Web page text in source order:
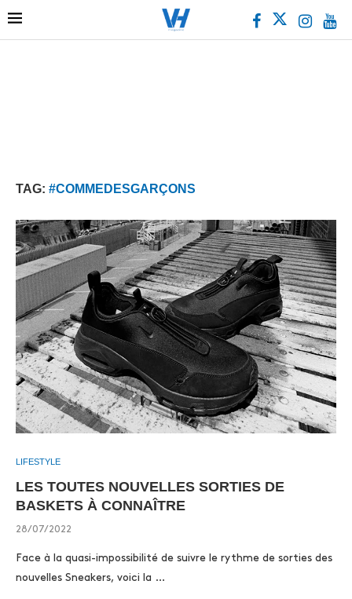
TAG: #COMMEDESGARÇONS
LIFESTYLE
LES TOUTES NOUVELLES SORTIES DE
BASKETS À CONNAÎTRE
28/07/2022
Face à la quasi-impossibilité de suivre le rythme de sorties des
nouvelles Sneakers, voici la …